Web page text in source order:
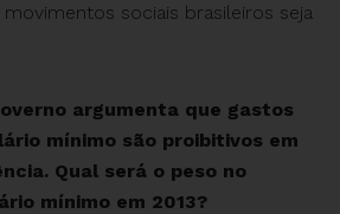
sociais brasileiros seja
argumenta que gastos
mínimo são proibitivos em
Qual será o peso no
mínimo em 2013?